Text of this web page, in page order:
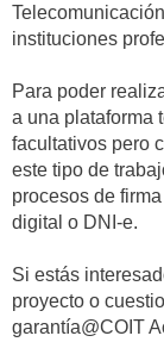
instituciones
Para poder
a una plataforma
facultativos pero
este tipo de
procesos de
digital o DNI-e.
Si estás
proyecto o
garantía@COIT